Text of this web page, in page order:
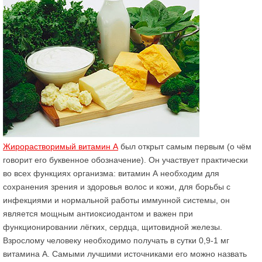
Жирорастворимый витамин А был открыт самым первым (о чём
говорит его буквенное обозначение). Он участвует практически
во всех функциях организма: витамин А необходим для
сохранения зрения и здоровья волос и кожи, для борьбы с
инфекциями и нормальной работы иммунной системы, он
является мощным антиоксиодантом и важен при
функционировании лёгких, сердца, щитовидной железы.
Взрослому человеку необходимо получать в сутки 0,9-1 мг
витамина А. Самыми лучшими источниками его можно назвать